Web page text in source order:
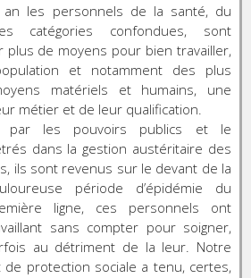
an les personnels de la santé, du
catégories confondues, sont
plus de moyens pour bien travailler,
et notamment des plus
matériels et humains, une
métier et de leur qualification.
par les pouvoirs publics et le
dans la gestion austéritaire des
ils sont revenus sur le devant de la
période d’épidémie du
ligne, ces personnels ont
sans compter pour soigner,
au détriment de la leur. Notre
protection sociale a tenu, certes,